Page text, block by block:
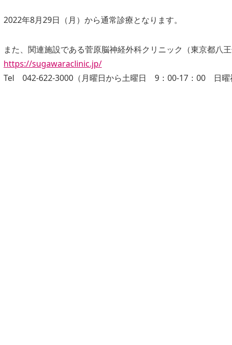
2022年8月29日（月）から通常診療となります。
また、関連施設である菅原脳神経外科クリニック（東京都八
https://sugawaraclinic.jp/
Tel 042-622-3000（月曜日から土曜日 9：00-17：00 日曜